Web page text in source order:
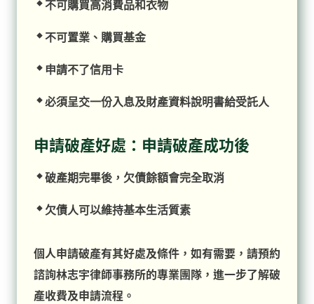
不可購買高消費品和衣物
不可置業、購買基金
申請不了信用卡
必須呈交一份入息及財產資料說明書給受託人
申請破產好處：申請破產成功後
破產期完畢後，欠債餘額會完全取消
欠債人可以維持基本生活質素
個人申請破產有其好處及條件，如有需要，請預約
諮詢林志宇律師事務所的專業團隊，進一步了解破
產收費及申請流程。